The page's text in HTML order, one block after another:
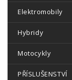
Elektromobily
Hybridy
Motocykly
PŘÍSLUŠENSTVÍ